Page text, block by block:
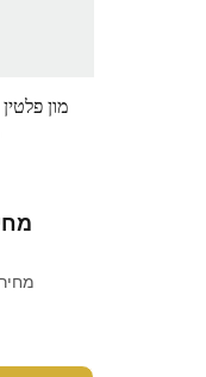
מון
מחיר ל-